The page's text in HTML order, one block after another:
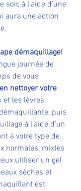
soir, à l’aide d’une
aura une action
démaquillage!
journée de
de vous
nettoyer votre
et les lèvres,
puis
à l’aide d’un
à votre type de
normales, mixtes
utiliser un gel
sèches et
est